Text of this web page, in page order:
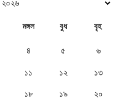
মঙ্গল বুধ বৃহ
৪ ৫ ৬
১১ ১২ ১৩
১৮ ১৯ ২০